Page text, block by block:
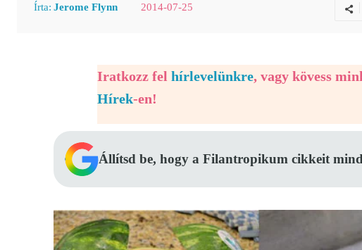
Írta: Jerome Flynn 2014-07-25
Iratkozz fel hírlevelünkre, vagy kövess
Hírek-en!
Állítsd be, hogy a Filantropikum cikkeit